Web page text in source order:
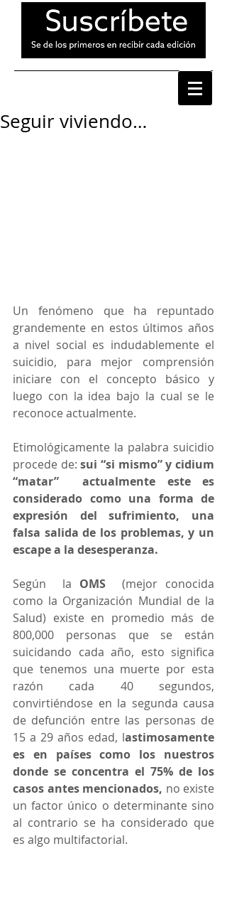
Seguir viviendo…
Un fenómeno que ha repuntado
grandemente en estos últimos años
a nivel social es indudablemente el
suicidio, para mejor comprensión
iniciare con el concepto básico y
luego con la idea bajo la cual se le
reconoce actualmente.
Etimológicamente la palabra suicidio
procede de: sui “si mismo” y cidium
“matar”  actualmente este es
considerado como una forma de
expresión del sufrimiento, una
falsa salida de los problemas, y un
escape a la desesperanza.
Según  la OMS
(mejor conocida
como la Organización Mundial de la
Salud) existe en promedio más de
800,000 personas que se están
suicidando cada año, esto significa
que tenemos una muerte por esta
razón cada 40 segundos,
convirtiéndose en la segunda causa
de defunción entre las personas de
15 a 29 años edad, lastimosamente
es en países como los nuestros
donde se concentra el 75% de los
casos antes mencionados, no existe
un factor único o determinante sino
al contrario se ha considerado que
es algo multifactorial.